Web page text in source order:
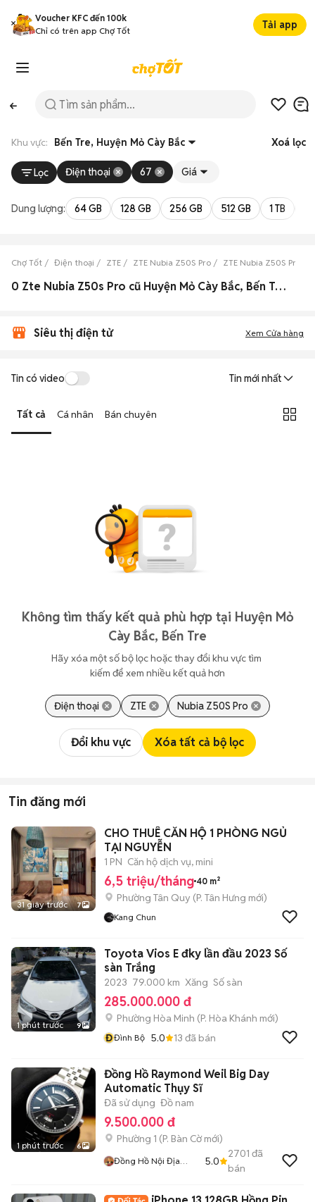
Voucher KFC đến 100k
Chỉ có trên app Chợ Tốt
Tải app
Khu vực: Bến Tre, Huyện Mỏ Cày Bắc Xoá lọc
Lọc Điện thoại 67 Giá
Dung lượng: 64 GB 128 GB 256 GB 512 GB 1 TB
Chợ Tốt Điện thoại ZTE ZTE Nubia Z50S Pro ZTE Nubia Z50S Pro
0 Zte Nubia Z50s Pro cũ Huyện Mỏ Cày Bắc, Bến Tre đẹp
Siêu thị điện tử Xem Cửa hàng
Tin có video Tin mới nhất
Tất cả Cá nhân Bán chuyên
Không tìm thấy kết quả phù hợp tại Huyện Mỏ
Cày Bắc, Bến Tre
Hãy xóa một số bộ lọc hoặc thay đổi khu vực tìm
kiếm để xem nhiều kết quả hơn
Điện thoại ZTE Nubia Z50S Pro
Đổi khu vực Xóa tất cả bộ lọc
Tin đăng mới
31 giây trước 7
CHO THUÊ CĂN HỘ 1 PHÒNG NGỦ
TẠI NGUYỄN
1 PN Căn hộ dịch vụ, mini
6,5 triệu/tháng 40 m²
Phường Tân Quy (P. Tân Hưng mới)
Kang Chun
1 phút trước 9
Toyota Vios E đky lần đầu 2023 Số
sàn Trắng
2023 79.000 km Xăng Số sàn
285.000.000 đ
Phường Hòa Minh (P. Hòa Khánh mới)
ĐĐình Bộ 5.0 13 đã bán
1 phút trước 6
Đồng Hồ Raymond Weil Big Day
Automatic Thụy Sĩ
Đã sử dụng Đồ nam
9.500.000 đ
Phường 1 (P. Bàn Cờmới)
Đồng Hồ Nội Địa
5.0
2701 đã
bán